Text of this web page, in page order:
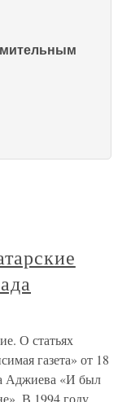
О статьях
газета» от 18
Аджиева «И был